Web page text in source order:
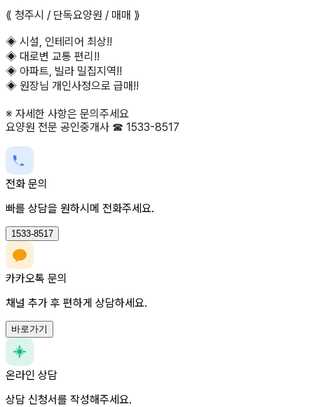
⟪ 청주시 / 단독요양원 / 매매 ⟫
◈ 시설, 인테리어 최상!!
◈ 대로변 교통 편리!!
◈ 아파트, 빌라 밀집지역!!
◈ 원장님 개인사정으로 급매!!
※ 자세한 사항은 문의주세요
요양원 전문 공인중개사 ☎ 1533-8517
전화 문의
빠를 상담을 원하시메 전화주세요.
1533-8517
카카오톡 문의
채널 추가 후 편하게 상담하세요.
바로가기
온라인 상담
상담 신청서를 작성해주세요.